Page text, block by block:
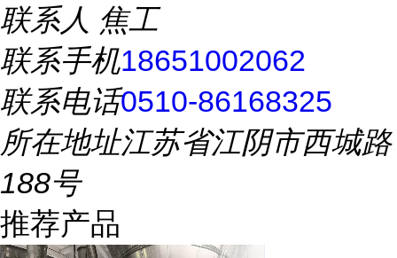
联系人 焦工
联系手机18651002062
联系电话0510-86168325
所在地址江苏省江阴市西城路
188号
推荐产品